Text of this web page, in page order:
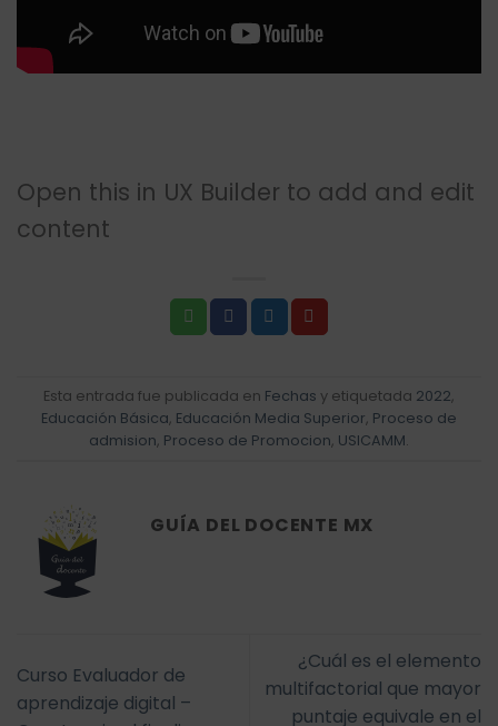
Open this in UX Builder to add and edit
content
Esta entrada fue publicada en Fechas y etiquetada 2022,
Educación Básica, Educación Media Superior, Proceso de
admision, Proceso de Promocion, USICAMM.
GUÍA DEL DOCENTE MX
Curso Evaluador de
aprendizaje digital –
¿Cuál es el elemento
multifactorial que mayor
puntaje equivale en el